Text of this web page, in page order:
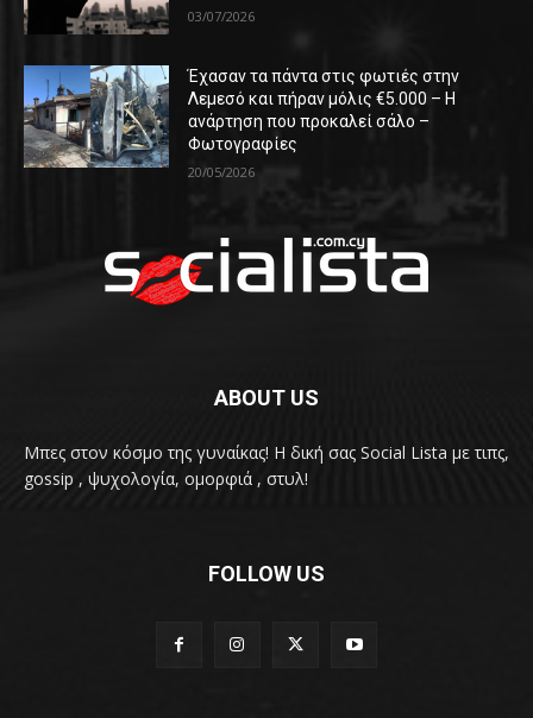
03/07/2026
Έχασαν τα πάντα στις φωτιές στην
Λεμεσό και πήραν μόλις €5.000 – Η
ανάρτηση που προκαλεί σάλο –
Φωτογραφίες
20/05/2026
ABOUT US
Μπες στον κόσμο της γυναίκας! H δική σας Social Lista με τιπς,
gossip , ψυχολογία, ομορφιά , στυλ!
FOLLOW US